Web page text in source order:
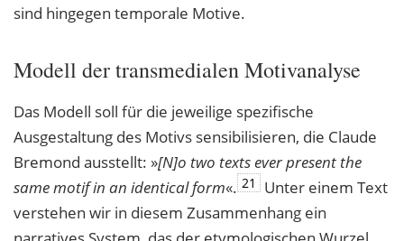
sind hingegen temporale Motive.
Modell der transmedialen Motivanalyse
Das Modell soll für die jeweilige spezifische
Ausgestaltung des Motivs sensibilisieren, die Claude
Bremond ausstellt: »[N]o two texts ever present the
same motif in an identicalform«. 21
Unter einem Text
verstehen wir in diesem Zusammenhang ein